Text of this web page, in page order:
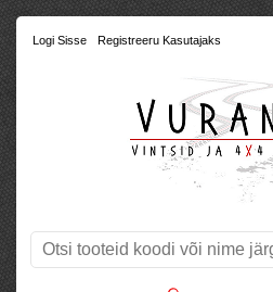
Logi Sisse Registreeru Kasutajaks